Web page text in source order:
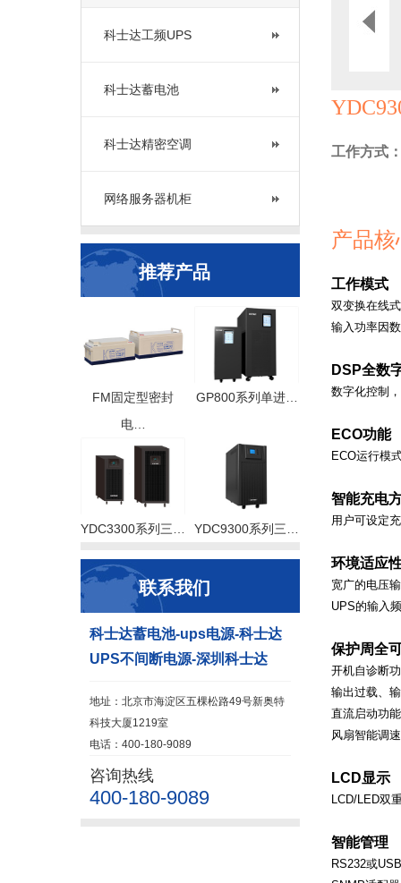
科士达工频UPS
科士达蓄电池
科士达精密空调
网络服务器机柜
推荐产品
FM固定型密封
电…
GP800系列单进…
YDC3300系列三… YDC9300系列三…
联系我们
科士达蓄电池-ups电源-科士达
UPS不间断电源-深圳科士达
地址：北京市海淀区五棵松路49号新奥特
科技大厦1219室
电话：400-180-9089
咨询热线
400-180-9089
工作方式
产品
工作模式
双变换在线
输入功率因
DSP全数
数字化控制
ECO功能
ECO运行模
智能充电
用户可设定
环境适应
宽广的电压
UPS的输入
保护周全
开机自诊断
输出过载、
直流启动功能
风扇智能调
LCD显示
LCD/LED双
智能管理
RS232或USB